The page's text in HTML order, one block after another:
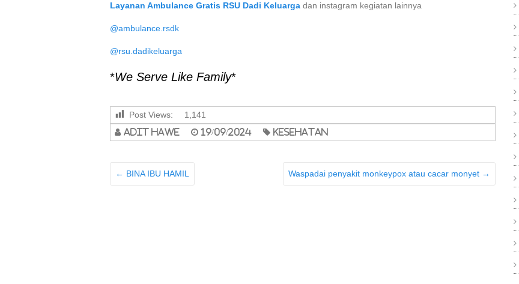
Layanan Ambulance Gratis RSU Dadi Keluarga dan instagram kegiatan lainnya
@ambulance.rsdk
@rsu.dadikeluarga
*We Serve Like Family*
Post Views: 1,141
adit hawe 19/09/2024 Kesehatan
← BINA IBU HAMIL Waspadai penyakit monkeypox atau cacar monyet →